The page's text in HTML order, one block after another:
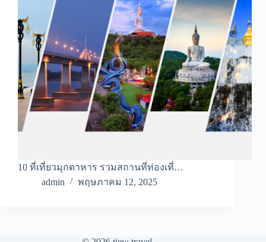
10 ที่เที่ยวมุกดาหาร รวมสถานที่ท่องเที่…
admin
พฤษภาคม 12, 2025